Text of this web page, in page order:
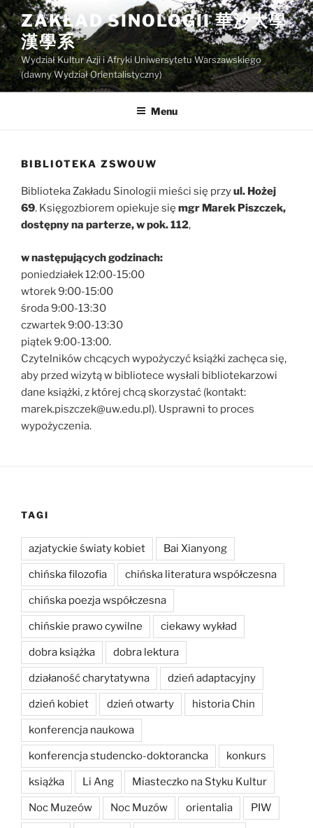
Przejdź
do
treści
ZAKŁAD SINOLOGII 華沙大學
漢學系
Wydział Kultur Azji i Afryki Uniwersytetu Warszawskiego
(dawny Wydział Orientalistyczny)
Menu
BIBLIOTEKA ZSWOUW
Biblioteka Zakładu Sinologii mieści się przyul. Hożej
69. Księgozbiorem opiekuje się mgr Marek Piszczek,
dostępny na parterze, w pok. 112,
w następujących godzinach:
poniedziałek 12:00-15:00
wtorek 9:00-15:00
środa 9:00-13:30
czwartek 9:00-13:30
piątek 9:00-13:00.
Czytelników chcących wypożyczyć książki zachęca się,
aby przed wizytą w bibliotece wysłali bibliotekarzowi
dane książki, z której chcą skorzystać (kontakt:
marek.piszczek@uw.edu.pl). Usprawni to proces
wypożyczenia.
TAGI
azjatyckie światy kobiet Bai Xianyong
chińska filozofia chińska literatura współczesna
chińska poezja współczesna
chińskie prawo cywilne ciekawy wykład
dobra książka dobra lektura
działaność charytatywna dzień adaptacyjny
dzień kobiet dzień otwarty historia Chin
konferencja naukowa
konferencja studencko-doktorancka konkurs
książka Li Ang Miasteczko na Styku Kultur
Noc Muzeów Noc Muzów orientalia PIW